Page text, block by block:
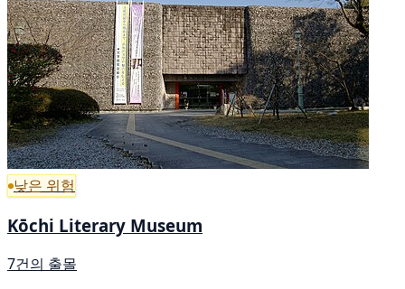
낮은 위험
Kōchi Literary Museum
7건의 출몰